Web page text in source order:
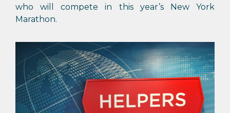
who will compete in this year’s New York
Marathon.